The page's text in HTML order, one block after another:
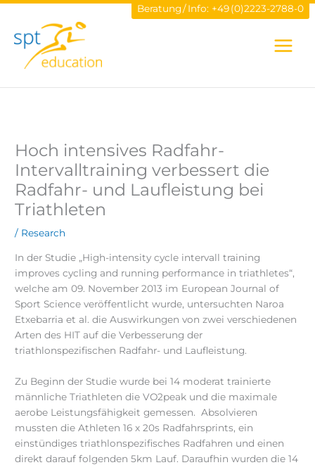
Zum
springen
Beratung / Info: +49 (0)2223-2788-0
Hoch intensives Radfahr-
Intervalltraining verbessert die
Radfahr- und Laufleistung bei
Triathleten
/ Research
In der Studie „High-intensity cycle intervall training
improves cycling and running performance in triathletes“,
welche am 09. November 2013 im European Journal of
Sport Science veröffentlicht wurde, untersuchten Naroa
Etxebarria et al. die Auswirkungen von zwei verschiedenen
Arten des HIT auf die Verbesserung der
triathlonspezifischen Radfahr- und Laufleistung.
Zu Beginn der Studie wurde bei 14 moderat trainierte
männliche Triathleten die VO2peak und die maximale
aerobe Leistungsfähigkeit gemessen. Absolvieren
mussten die Athleten 16 x 20s Radfahrsprints, ein
einstündiges triathlonspezifisches Radfahren und einen
direkt darauf folgenden 5km Lauf. Daraufhin wurden die 14